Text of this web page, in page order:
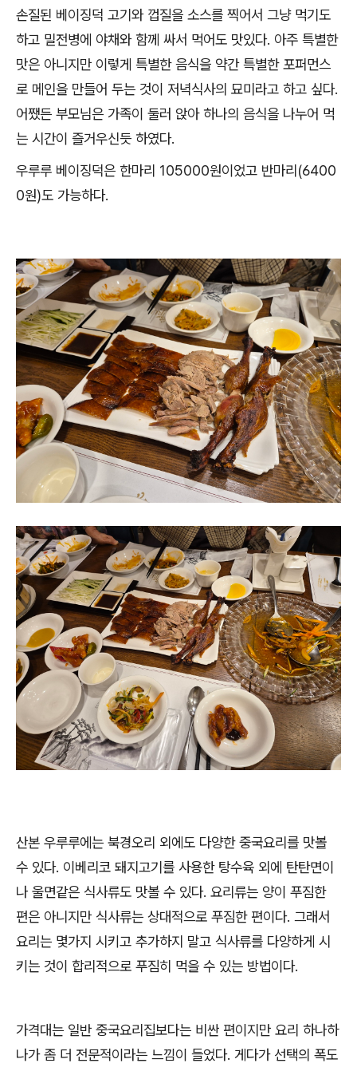
손질된 베이징덕 고기와 껍질을 소스를 찍어서 그냥 먹기도
하고 밀전병에 야채와 함께 싸서 먹어도 맛있다. 아주 특별한
맛은 아니지만 이렇게 특별한 음식을 약간 특별한 포퍼먼스
로 메인을 만들어 두는 것이 저녁식사의 묘미라고 하고 싶다.
어쨌든 부모님은 가족이 둘러 앉아 하나의 음식을 나누어 먹
는 시간이 즐거우신듯 하였다.
우루루 베이징덕은 한마리 105000원이었고 반마리(6400
0원)도 가능하다.
산본 우루루에는 북경오리 외에도 다양한 중국요리를 맛볼
수 있다. 이베리코 돼지고기를 사용한 탕수육 외에 탄탄면이
나 울면같은 식사류도 맛볼 수 있다. 요리류는 양이 푸짐한
편은 아니지만 식사류는 상대적으로 푸짐한 편이다. 그래서
요리는 몇가지 시키고 추가하지 말고 식사류를 다양하게 시
키는 것이 합리적으로 푸짐히 먹을 수 있는 방법이다.
가격대는 일반 중국요리집보다는 비싼 편이지만 요리 하나하
나가 좀 더 전문적이라는 느낌이 들었다. 게다가 선택의 폭도